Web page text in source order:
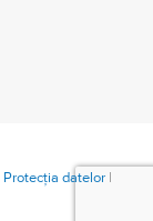
Protecția datelor |